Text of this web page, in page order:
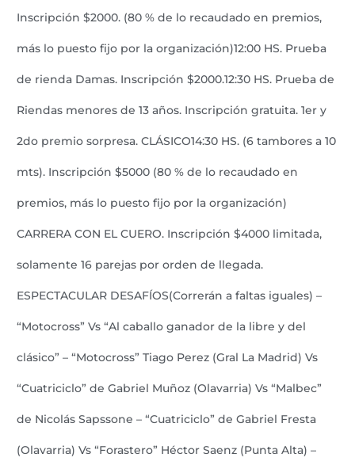
Inscripción $2000. (80 % de lo recaudado en premios,
más lo puesto fijo por la organización)12:00 HS. Prueba
de rienda Damas. Inscripción $2000.12:30 HS. Prueba de
Riendas menores de 13 años. Inscripción gratuita. 1er y
2do premio sorpresa. CLÁSICO14:30 HS. (6 tambores a 10
mts). Inscripción $5000 (80 % de lo recaudado en
premios, más lo puesto fijo por la organización)
CARRERA CON EL CUERO. Inscripción $4000 limitada,
solamente 16 parejas por orden de llegada.
ESPECTACULAR DESAFÍOS(Correrán a faltas iguales) –
“Motocross” Vs “Al caballo ganador de la libre y del
clásico” – “Motocross” Tiago Perez (Gral La Madrid) Vs
“Cuatriciclo” de Gabriel Muñoz (Olavarria) Vs “Malbec”
de Nicolás Sapssone – “Cuatriciclo” de Gabriel Fresta
(Olavarria) Vs “Forastero” Héctor Saenz (Punta Alta) –